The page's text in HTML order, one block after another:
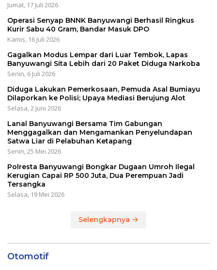
Jumat, 17 Juli 2026
Operasi Senyap BNNK Banyuwangi Berhasil Ringkus
Kurir Sabu 40 Gram, Bandar Masuk DPO
Kamis, 16 Juli 2026
Gagalkan Modus Lempar dari Luar Tembok, Lapas
Banyuwangi Sita Lebih dari 20 Paket Diduga Narkoba
Senin, 6 Juli 2026
Diduga Lakukan Pemerkosaan, Pemuda Asal Bumiayu
Dilaporkan ke Polisi; Upaya Mediasi Berujung Alot
Selasa, 2 Juni 2026
Lanal Banyuwangi Bersama Tim Gabungan
Menggagalkan dan Mengamankan Penyelundapan
Satwa Liar di Pelabuhan Ketapang
Senin, 25 Mei 2026
Polresta Banyuwangi Bongkar Dugaan Umroh Ilegal
Kerugian Capai RP 500 Juta, Dua Perempuan Jadi
Tersangka
Selasa, 19 Mei 2026
Selengkapnya
Otomotif